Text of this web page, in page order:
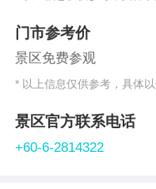
门市参考价
景区免费参观
* 以上信息仅供参考，具体
景区官方联系电话
+60-6-2814322